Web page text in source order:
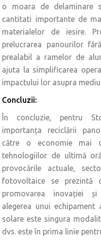
o moara de delaminare
cantitati importante de
materialelor de iesire.
prelucrarea panourilor
prealabil a ramelor de
ajuta la simplificarea
impactului lor asupra
Concluzii:
În concluzie, pentru
importanța reciclării
către o economie mai
tehnologiilor de ultimă
provocările actuale,
fotovoltaice se prezintă
promovarea inovației
alegerea unui
solare este singura
dvs. este în prima linie